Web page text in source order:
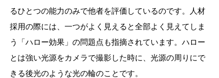
るひとつの能力のみで他者を評価しているのです。人材
採用の際には、一つがよく見えると全部よく見えてしま
う「ハロー効果」の問題点も指摘されています。ハロー
とは強い光源をカメラで撮影した時に、光源の周りにで
きる後光のような光の輪のことです。